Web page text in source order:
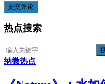
提交评论
热点搜索
纳微热点